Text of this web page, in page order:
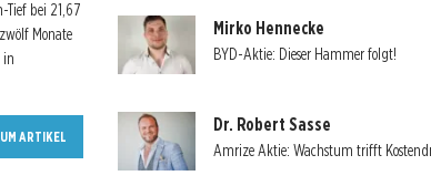
Tief bei 21,67
Monate
in
ARTIKEL
Mirko Hennecke
BYD-Aktie: Dieser Hammer folgt!
Dr. Robert Sasse
Amrize Aktie: Wachstum trifft